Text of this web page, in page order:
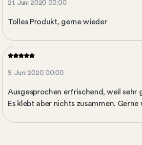
21. Juni 2020 00:00
Tolles Produkt, gerne wieder
9. Juni 2020 00:00
Ausgesprochen erfrischend, weil sehr
Es klebt aber nichts zusammen. Gerne